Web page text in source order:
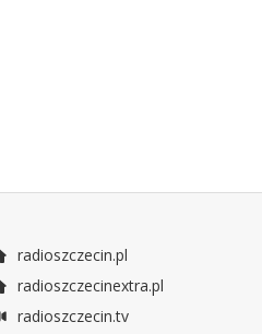
radioszczecin.pl
radioszczecinextra.pl
radioszczecin.tv